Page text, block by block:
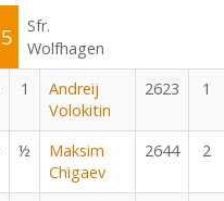
5
Sfr.
Wolfhagen
1
Andreij
Volokitin
2623 1
½
Maksim
Chigaev
2644 2